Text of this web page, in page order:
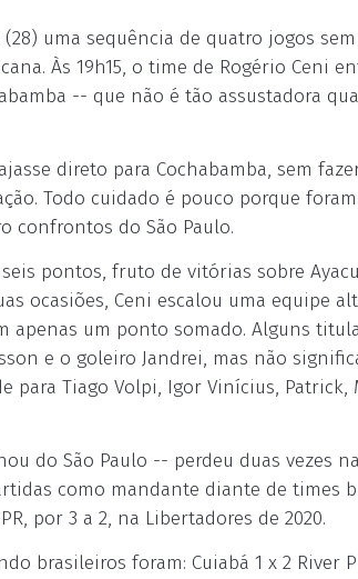
uma sequência de quatro jogos
Às 19h15, o time de Rogério Ceni
-- que não é tão assustadora
direto para Cochabamba, sem
Todo cuidado é pouco porque
confrontos do São Paulo.
pontos, fruto de vitórias sobre
ocasiões, Ceni escalou uma equipe
apenas um ponto somado. Alguns
e o goleiro Jandrei, mas não
para Tiago Volpi, Igor Vinícius,
do São Paulo -- perdeu duas vezes
como mandante diante de times
por 3 a 2, na Libertadores de 2020.
brasileiros foram: Cuiabá 1 x 2 River